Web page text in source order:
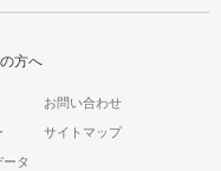
方へ
お問い合わせ
サイトマップ
タ